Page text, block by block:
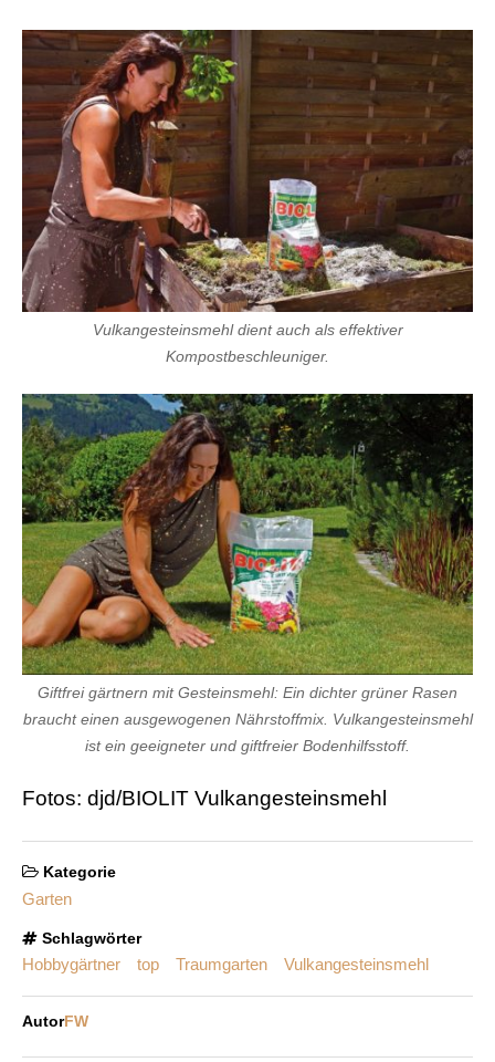
Vulkangesteinsmehl dient auch als effektiver
Kompostbeschleuniger.
Giftfrei gärtnern mit Gesteinsmehl: Ein dichter grüner Rasen
braucht einen ausgewogenen Nährstoffmix. Vulkangesteinsmehl
ist ein geeigneter und giftfreier Bodenhilfsstoff.
Fotos: djd/BIOLIT Vulkangesteinsmehl
Kategorie
Garten
Schlagwörter
Hobbygärtner top Traumgarten Vulkangesteinsmehl
AutorFW